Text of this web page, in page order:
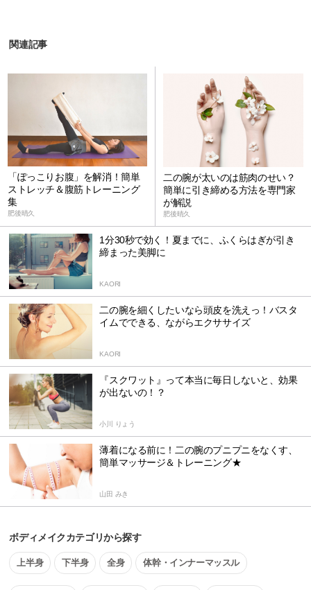
関連記事
「ぽっこりお腹」を解消！簡単
ストレッチ＆腹筋トレーニング
集
肥後晴久
二の腕が太いのは筋肉のせい？
簡単に引き締める方法を専門家
が解説
肥後晴久
1分30秒で効く！夏までに、ふくらはぎが引き
締まった美脚に
KAORI
二の腕を細くしたいなら頭皮を洗えっ！バスタ
イムでできる、ながらエクササイズ
KAORI
『スクワット』って本当に毎日しないと、効果
が出ないの！？
小川 りょう
薄着になる前に！二の腕のプニプニをなくす、
簡単マッサージ＆トレーニング★
山田 みき
ボディメイクカテゴリから探す
上半身 下半身 全身 体幹・インナーマッスル